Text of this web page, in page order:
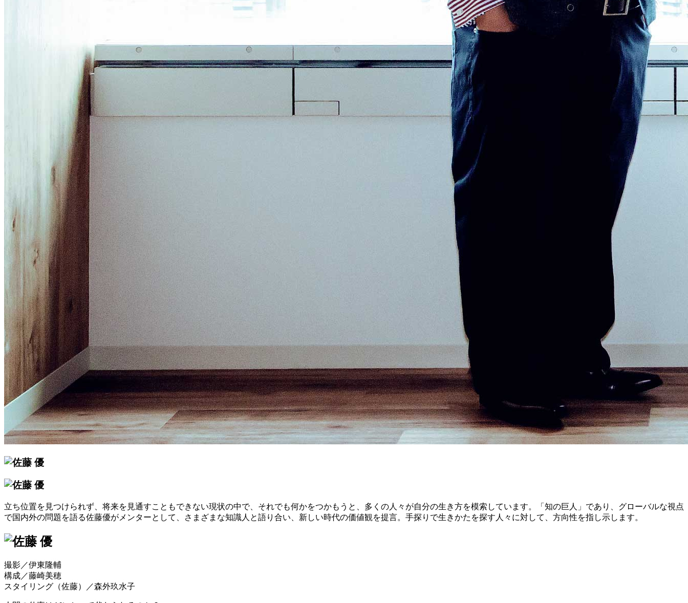
立ち位置を見つけられず、将来を見通すこともできない現状の中で、それでも何かをつかもうと、多くの人々が自分の生き方を模索しています。「知の巨人」であり、グローバルな視点
で国内外の問題を語る佐藤優がメンターとして、さまざまな知識人と語り合い、新しい時代の価値観を提言。手探りで生きかたを探す人々に対して、方向性を指し示します。
撮影／伊東隆輔
構成／藤崎美穂
スタイリング（佐藤）／森外玖水子